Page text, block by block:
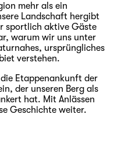
mehr als ein
Landschaft hergibt
sportlich aktive Gäste
warum wir uns unter
ursprüngliches
verstehen.
Etappenankunft der
der unseren Berg als
hat. Mit Anlässen
Geschichte weiter.